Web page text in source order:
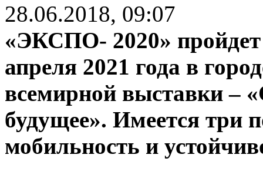
28.06.2018, 09:07
«ЭКСПО- 2020» пройдет
апреля 2021 года в
всемирной выставки –
будущее». Имеется три
мобильность и